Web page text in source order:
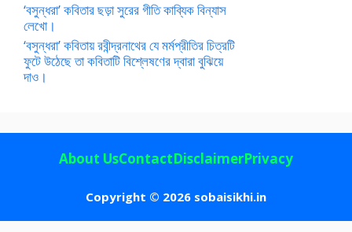
‘বসুন্ধরা’ কবিতার ছড়া সুরের গীতি কাব্যিক বিন্যাস
লেখো।
‘বসুন্ধরা’ কবিতায় রবীন্দ্রনাথের যে মর্মপ্রীতির চিত্রটি
ফুটে উঠেছে তা কবিতাটি বিশ্লেষণের দ্বারা বুঝিয়ে
দাও।
Copyright © 2026 sobaisikhi.in
About UsContactDisclaimerPrivacy